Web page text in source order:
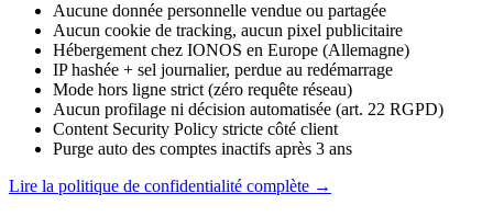
Aucune donnée personnelle vendue ou partagée
Aucun cookie de tracking, aucun pixel publicitaire
Hébergement chez IONOS en Europe (Allemagne)
IP hashée + sel journalier, perdue au redémarrage
Mode hors ligne strict (zéro requête réseau)
Aucun profilage ni décision automatisée (art. 22 RGPD)
Content Security Policy stricte côté client
Purge auto des comptes inactifs après 3 ans
Lire la politique de confidentialité complète →